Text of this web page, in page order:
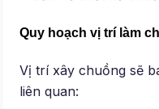
Quy hoạch vị trí làm
Vị trí xây chuồng sẽ
liên quan: